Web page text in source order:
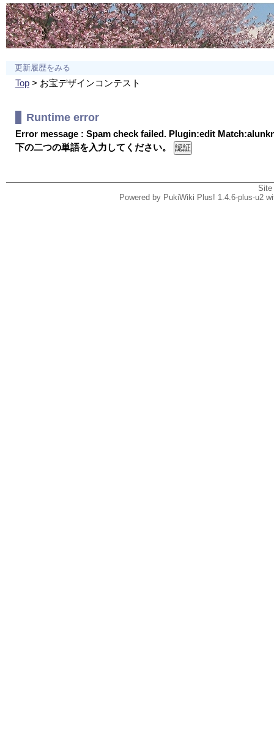
更新履歴をみる
Top> お宝デザインコンテスト
Runtime error
Error message : Spam check failed. Plugin:edit
下の二つの単語を入力してください。
Powered by PukiWiki Plus! 1.4.6-plus-u2